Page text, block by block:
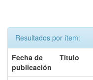
Resultados por ítem:
Fecha de
publicación
Título